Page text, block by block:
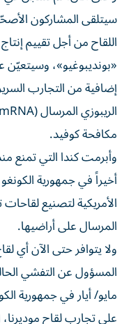
سيتلقى المشاركون
اللقاح من أجل تقييم
«بونديبوغيو»، وسيتعيّن
إضافية من التجارب
مكافحة كوفيد.
أخيراً في جمهورية
الأمريكية لتصنيع
المرسال على أراضيها.
ولا يتوافر حتى الآن أي
مايو/ أيار في جمهورية
على تجارب لقاح